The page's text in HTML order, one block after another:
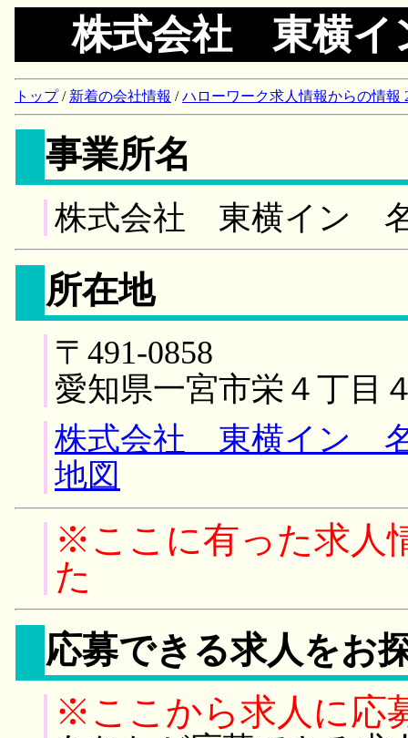
株式会社 東横イ
トップ/ 新着の会社情報 /ハローワーク求人情報からの情報
事業所名
株式会社 東横イン
所在地
〒491-0858
愛知県一宮市栄４丁目
株式会社 東横イン 名
地図
※ここに有った求人
た
応募できる求人をお
※ここから求人に応